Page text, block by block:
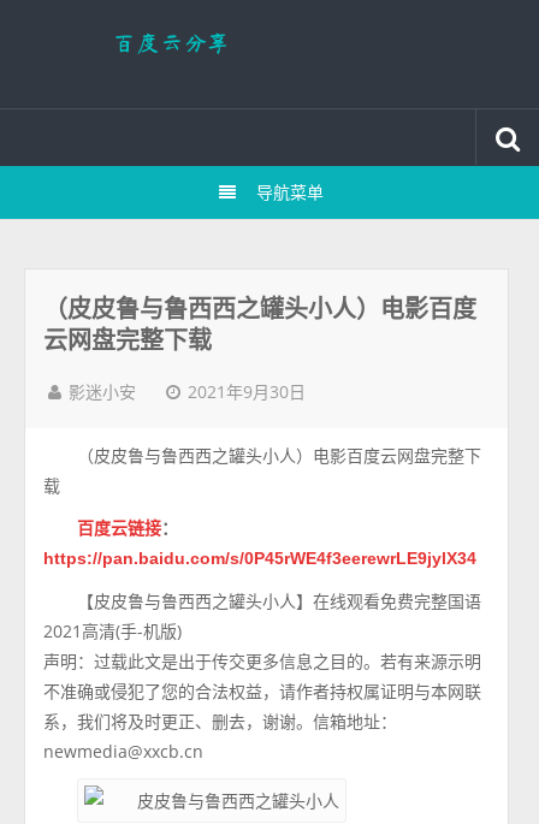
导航菜单
（皮皮鲁与鲁西西之罐头小人）电影百度
云网盘完整下载
影迷小安 2021年9月30日
（皮皮鲁与鲁西西之罐头小人）电影百度云网盘完整下
载
百度云链接：
https://pan.baidu.com/s/0P45rWE4f3eerewrLE9jylX34
【皮皮鲁与鲁西西之罐头小人】在线观看免费完整国语
2021高清(手-机版)
声明：过载此文是出于传交更多信息之目的。若有来源示明
不准确或侵犯了您的合法权益，请作者持权属证明与本网联
系，我们将及时更正、删去，谢谢。信箱地址：
newmedia@xxcb.cn